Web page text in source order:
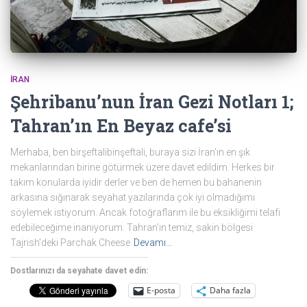
İRAN
Şehribanu’nun İran Gezi Notları 1;
Tahran’ın En Beyaz cafe’si
Merhaba, ben birşeftalibinşeftali, buraya sizi İran’ın en şık
mekanlarından birine götürmek üzere davet edildim. Herkes bir
takım konularda iyidir derler ve ben de hemen bu bahanenin
arkasına sığınarak seyahat yazılarında çok iyi olmadığımı
söylemek istiyorum. Ancak fotoğraflarım ile bu eksikliğimi telafi
edebileceğime inanıyorum. Tahran’ın temiz, sakin bölgesi
Tajrish’deki Parchak Cheese Devamı…
Dostlarınızı da seyahate davet edin:
E-posta Daha fazla